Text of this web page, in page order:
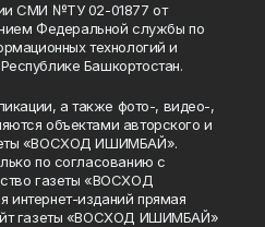
СМИ №ТУ 02-01877 от
Федеральной службы по
технологий и
Башкортостан.
а также фото-, видео-,
объектами авторского и
«ВОСХОД ИШИМБАЙ».
по согласованию с
газеты «ВОСХОД
изданий прямая
газеты «ВОСХОД ИШИМБАЙ»